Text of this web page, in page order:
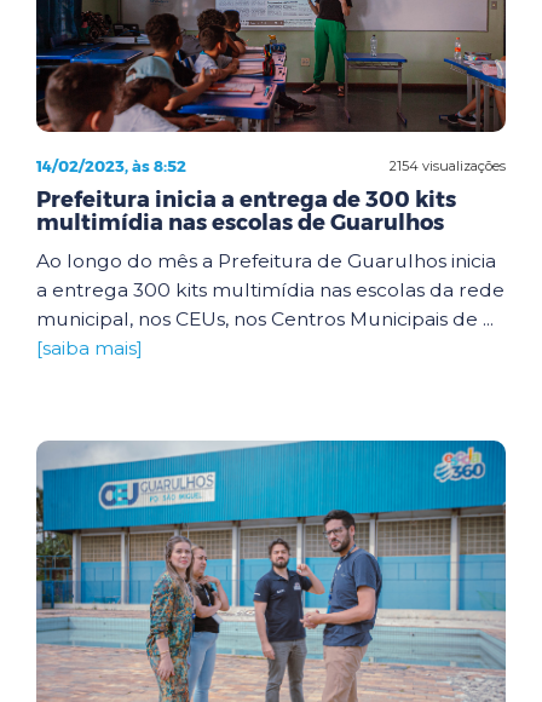
2154 visualizações
14/02/2023, às 8:52
Prefeitura inicia a entrega de 300 kits
multimídia nas escolas de Guarulhos
Ao longo do mês a Prefeitura de Guarulhos inicia
a entrega 300 kits multimídia nas escolas da rede
municipal, nos CEUs, nos Centros Municipais de ...
[saiba mais]